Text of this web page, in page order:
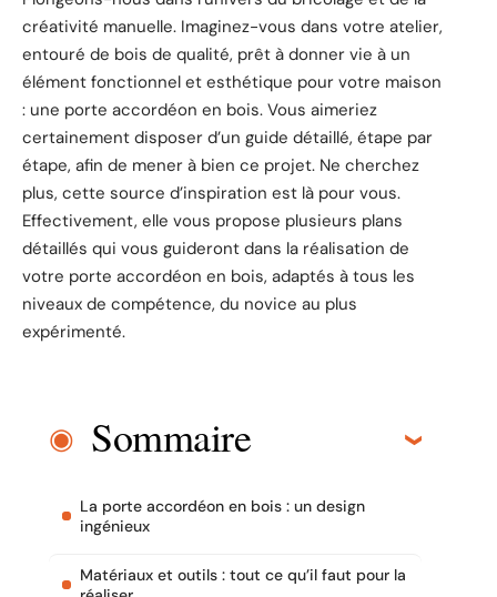
créativité manuelle. Imaginez-vous dans votre atelier,
entouré de bois de qualité, prêt à donner vie à un
élément fonctionnel et esthétique pour votre maison
: une porte accordéon en bois. Vous aimeriez
certainement disposer d’un guide détaillé, étape par
étape, afin de mener à bien ce projet. Ne cherchez
plus, cette source d’inspiration est là pour vous.
Effectivement, elle vous propose plusieurs plans
détaillés qui vous guideront dans la réalisation de
votre porte accordéon en bois, adaptés à tous les
niveaux de compétence, du novice au plus
expérimenté.
Sommaire
La porte accordéon en bois : un design
ingénieux
Matériaux et outils : tout ce qu’il faut pour la